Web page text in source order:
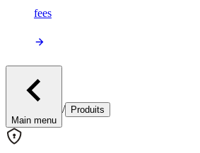
fees
Main menu
/ Produits